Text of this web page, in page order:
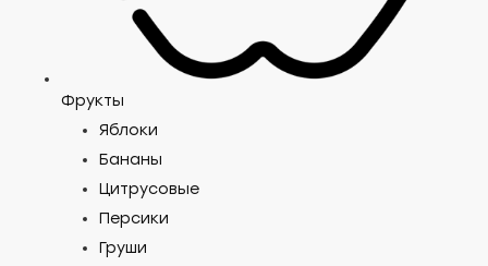
Фрукты
Яблоки
Бананы
Цитрусовые
Персики
Груши